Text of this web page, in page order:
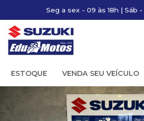
Seg a sex - 09 às 18h | Sáb -
ESTOQUE VENDA SEU VEÍCULO